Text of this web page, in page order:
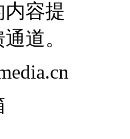
容提
道。